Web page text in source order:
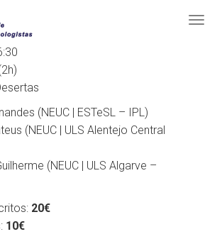
(NEUC | ESTeSL – IPL)
(NEUC | ULS Alentejo Central
(NEUC | ULS Algarve –
20€
10€